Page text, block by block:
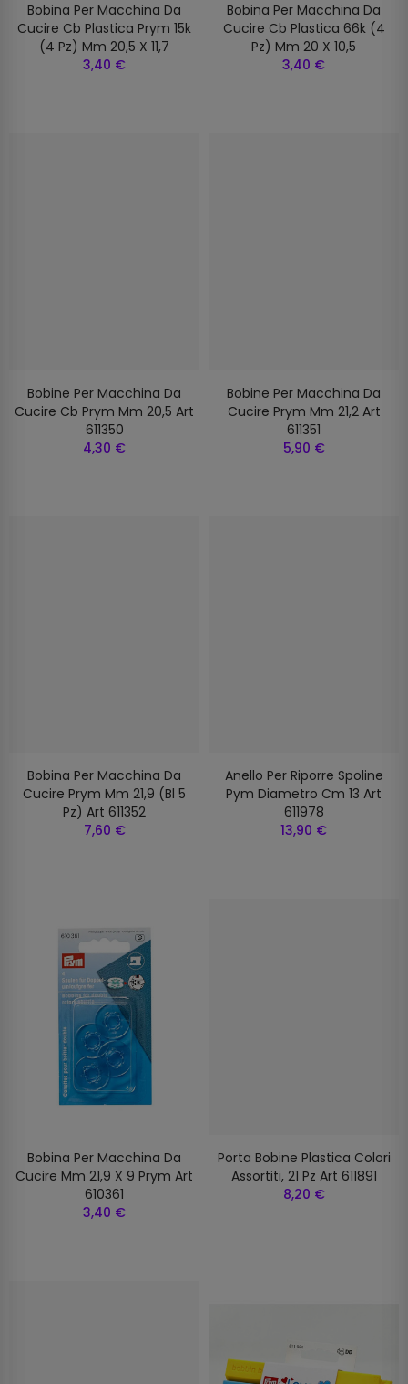
Bobina Per Macchina Da
Cucire Cb Plastica Prym 15k
(4 Pz) Mm 20,5 X 11,7
3,40 €
Bobina Per Macchina Da
Cucire Cb Plastica 66k (4
Pz) Mm 20 X 10,5
3,40 €
Bobine Per Macchina Da
Cucire Cb Prym Mm 20,5 Art
611350
4,30 €
Bobine Per Macchina Da
Cucire Prym Mm 21,2 Art
611351
5,90 €
Bobina Per Macchina Da
Cucire Prym Mm 21,9 (bl 5
Pz) Art 611352
7,60 €
Anello Per Riporre Spoline
Pym Diametro Cm 13 Art
611978
13,90 €
Bobina Per Macchina Da
Cucire Mm 21,9 X 9 Prym Art
610361
3,40 €
Porta Bobine Plastica Colori
Assortiti, 21 Pz Art 611891
8,20 €